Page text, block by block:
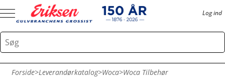
Log ind
Forside>Leverandørkatalog>Woca>Woca Tilbehør